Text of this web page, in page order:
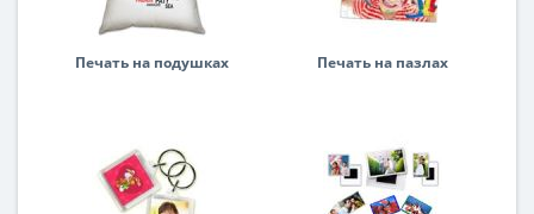
Печать на подушках Печать на пазлах